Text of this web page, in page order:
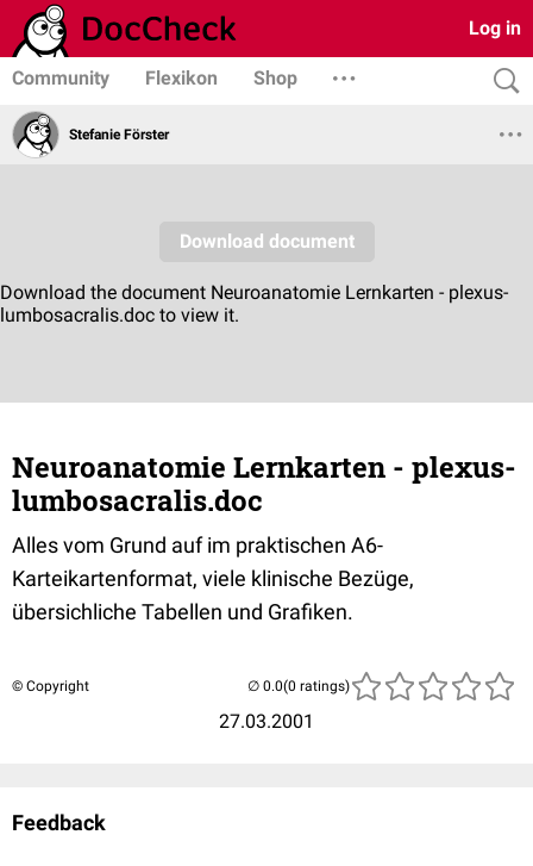
Log in
Community Flexikon Shop
Stefanie Förster
Neuroanatomie Lernkarten - plexus-
lumbosacralis.doc
Alles vom Grund auf im praktischen A6-
Karteikartenformat, viele klinische Bezüge,
übersichliche Tabellen und Grafiken.
© Copyright
27.03.2001
(0 ratings)
Feedback